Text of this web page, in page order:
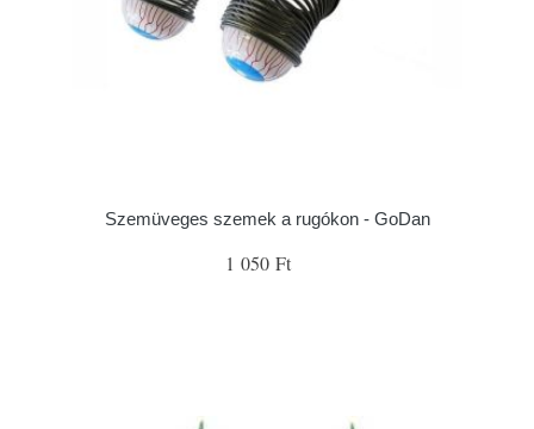
Szemüveges szemek a rugókon - GoDan
1 050 Ft